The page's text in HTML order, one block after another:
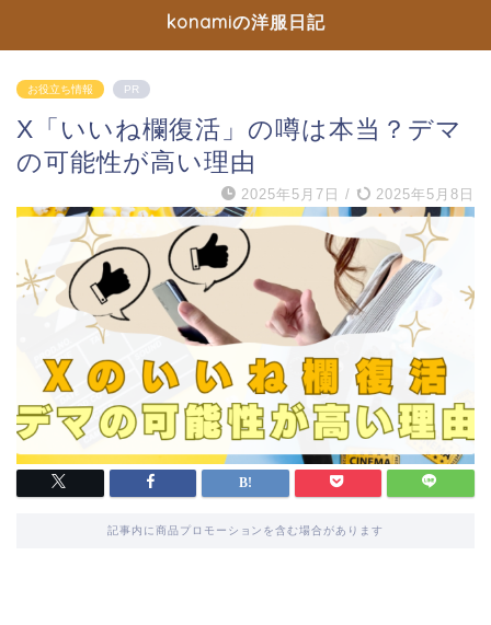
konamiの洋服日記
お役立ち情報 PR
X「いいね欄復活」の噂は本当？デマ
の可能性が高い理由
2025年5月7日 / 2025年5月8日
記事内に商品プロモーションを含む場合があります